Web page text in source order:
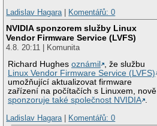
Ladislav Hagara| Komentářů: 0
NVIDIA sponzorem služby Linux
Vendor Firmware Service (LVFS)
4.8. 20:11 | Komunita
Richard Hughesoznámil
, že službu
Linux Vendor Firmware Service (LVFS)
umožňující aktualizovat firmware
zařízení na počítačích s Linuxem, nově
sponzoruje také společnost NVIDIA .
Ladislav Hagara| Komentářů: 0